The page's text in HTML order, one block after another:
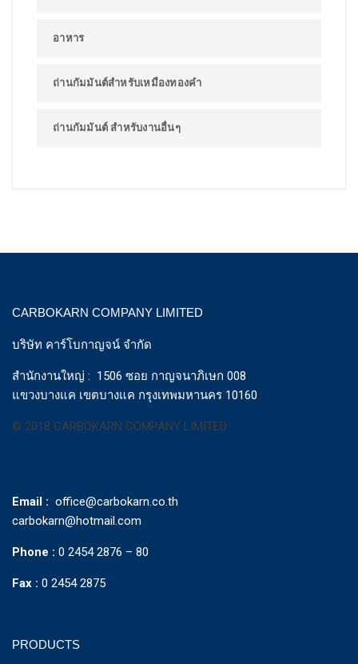
อาหาร
ถ่านกัมมันต์สำหรับเหมืองทองคำ
ถ่านกัมมันต์ สำหรับงานอื่นๆ
CARBOKARN COMPANY LIMITED
บริษัท คาร์โบกาญจน์ จำกัด
สำนักงานใหญ่ : 1506 ซอย กาญจนาภิเษก 008
แขวงบางแค เขตบางแค กรุงเทพมหานคร 10160
© 2018 CARBOKARN COMPANY LIMITED
Email : office@carbokarn.co.th
carbokarn@hotmail.com
Phone : 0 2454 2876 – 80
Fax : 0 2454 2875
PRODUCTS